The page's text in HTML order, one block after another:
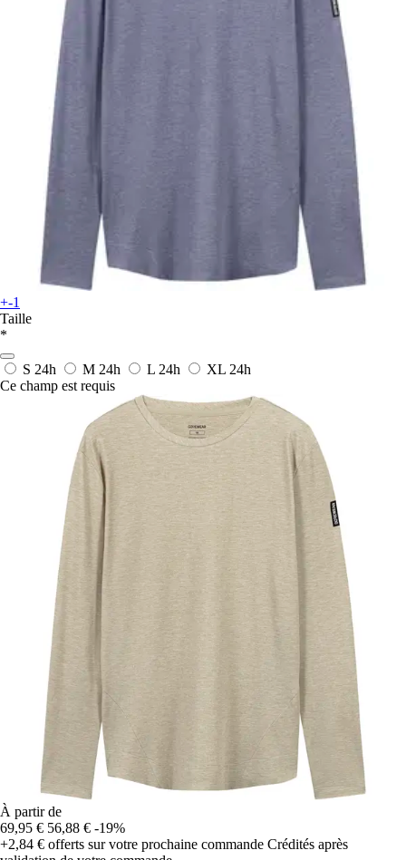
+-1
Taille
*
S 24h M 24h L 24h XL 24h
Ce champ est requis
À partir de
69,95 € 56,88 € -19%
+2,84 € offerts sur votre prochaine commande Crédités après